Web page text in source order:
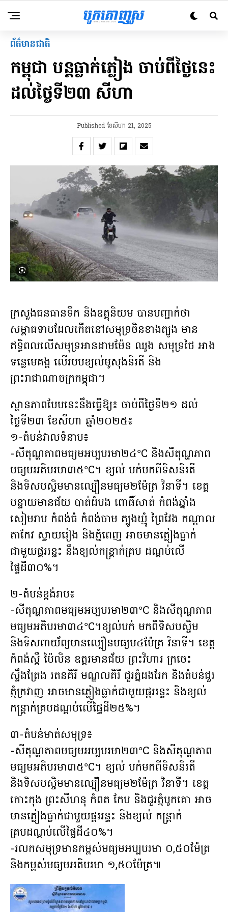
ព័ត៌មានជាតិ
កម្ពុជា បន្តធ្លាក់ភ្លៀង ចាប់ពីថ្ងៃនេះ
ដល់ថ្ងៃទី២៣ សីហា
Published ខែ​សីហា 21, 2025
ក្រសួងធនធានទឹក និងឧត្តុនិយម បានបញ្ជាក់ថា
សម្ពាធទាបដែលកើតនៅសមុទ្រចិនខាងត្បូង មាន
ឥទ្ធិពលលើសមុទ្រអានដាមម៉ែន ឈូង សមុទ្រថៃ អាង
ទន្លេមេគង្គ លើរបបខ្យល់មូសុងនិរតី និង
ព្រះរាជាណាចក្រកម្ពុជា។
ស្ថានភាពបែបនេះនឹងធ្វើឱ្យ៖ ចាប់ពីថ្ងៃទី២១ ដល់
ថ្ងៃទី២៣ ខែសីហា ឆ្នាំ២០២៥៖
១-តំបន់វាលទំនាប៖
-សីតុណ្ហភាពមធ្យមអប្បបរមា២៤°C និងសីតុណ្ហភាព
មធ្យមអតិបរមា៣៥°C។ ខ្យល់ បក់មកពីទិសនិរតី
និងទិសបស្ចិមមានល្បឿនមធ្យម២ម៉ែត្រ វិនាទី។ ខេត្ត
បន្ទាយមានជ័យ បាត់ដំបង ពោធិ៍សាត់ កំពង់ឆ្នាំង
សៀមរាប កំពង់ធំ កំពង់ចាម ត្បូងឃ្មុំ ព្រៃវែង កណ្តាល
តាកែវ ស្វាយរៀង និងភ្នំពេញ អាចមានភ្លៀងធ្លាក់
ជាមួយផ្គររន្ទះ នឹងខ្យល់កន្ត្រាក់គ្រប ដណ្តប់លើ
ផ្ទៃដី៣០%។
២-តំបន់ខ្ពង់រាប៖
-សីតុណ្ហភាពមធ្យមអប្បបរមា២៣°C និងសីតុណ្ហភាព
មធ្យមអតិបរមា៣៤°C។ខ្យល់បក់ មកពីទិសបស្ចិម
និងទិសពាយ័ព្យមានល្បឿនមធ្យម៤ម៉ែត្រ វិនាទី។ ខេត្ត
កំពង់ស្ពឺ ប៉ៃលិន ឧត្តរមានជ័យ ព្រះវិហារ ក្រចេះ
ស្ទឹងត្រែង រតនគិរី មណ្ឌលគិរី ជួរភ្នំដងរែក និងតំបន់ជួរ
ភ្នំក្រវាញ អាចមានភ្លៀងធ្លាក់ជាមួយផ្គររន្ទះ និងខ្យល់
កន្ត្រាក់គ្របដណ្តប់លើផ្ទៃដី២៥%។
៣-តំបន់មាត់សមុទ្រ៖
-សីតុណ្ហភាពមធ្យមអប្បបរមា២៣°C និងសីតុណ្ហភាព
មធ្យមអតិបរមា៣៥°C។ ខ្យល់ បក់មកពីទិសនិរតី
និងទិសបស្ចិមមានល្បឿនមធ្យម២ម៉ែត្រ វិនាទី។ ខេត្ត
កោះកុង ព្រះសីហនុ កំពត កែប និងជួរភ្នំបូកគោ អាច
មានភ្លៀងធ្លាក់ជាមួយផ្គររន្ទះ និងខ្យល់ កន្ត្រាក់
គ្របដណ្តប់លើផ្ទៃដី៤០%។
-រលកសមុទ្រមានកម្ពស់មធ្យមអប្បបរមា ០,៥០ម៉ែត្រ
និងកម្ពស់មធ្យមអតិបរមា ១,៥០ម៉ែត្រ៕